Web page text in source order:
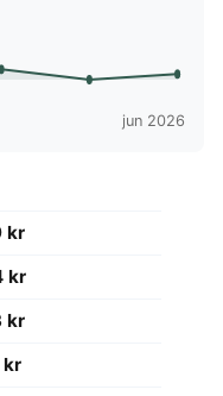
jun 2026
kr
kr
kr
kr